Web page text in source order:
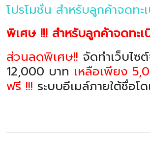
โปรโมชั่น สำหรับลูกค้าจดทะ
พิเศษ !!! สำหรับลูกค้าจดทะเ
ส่วนลดพิเศษ!! จัดทำเว็บไซ
12,000 บาท เหลือเพียง
ฟรี !!! ระบบอีเมล์ภายใต้ชื่อโ